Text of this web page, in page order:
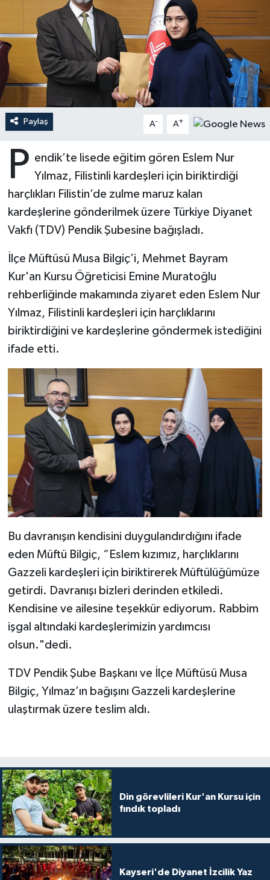
Paylaş A- A+
P endik’te lisede eğitim gören Eslem Nur
Yılmaz, Filistinli kardeşleri için biriktirdiği
harçlıkları Filistin’de zulme maruz kalan
kardeşlerine gönderilmek üzere Türkiye Diyanet
Vakfı (TDV) Pendik Şubesine bağışladı.
İlçe Müftüsü Musa Bilgiç’i, Mehmet Bayram
Kur'an Kursu Öğreticisi Emine Muratoğlu
rehberliğinde makamında ziyaret eden Eslem Nur
Yılmaz, Filistinli kardeşleri için harçlıklarını
biriktirdiğini ve kardeşlerine göndermek istediğini
ifade etti.
Bu davranışın kendisini duygulandırdığını ifade
eden Müftü Bilgiç, “Eslem kızımız, harçlıklarını
Gazzeli kardeşleri için biriktirerek Müftülüğümüze
getirdi. Davranışı bizleri derinden etkiledi.
Kendisine ve ailesine teşekkür ediyorum. Rabbim
işgal altındaki kardeşlerimizin yardımcısı
olsun."dedi.
TDV Pendik Şube Başkanı ve İlçe Müftüsü Musa
Bilgiç, Yılmaz’ın bağışını Gazzeli kardeşlerine
ulaştırmak üzere teslim aldı.
Din görevlileri Kur'an Kursu için
fındık topladı
Kayseri'de Diyanet İzcilik Yaz
Ardahan Müftülüğü
Artvin Müftülüğü
Aydın Müftülüğü
Balıkesir Müftülüğü
Batman Müftülüğü
Bayburt Müftülüğü
Bilecik Müftülüğü
Bingöl Müftülüğü
Bitlis Müftülüğü
Bolu Müftülüğü
Bursa Müftülüğü
Çanakkale Müftülüğü
Çankırı Müftülüğü
Çorum Müftülüğü
Denizli Müftülüğü
Diyarbakır Müftülüğü
Düzce Müftülüğü
Edirne Müftülüğü
Erzincan Müftülüğü
Erzurum Müftülüğü
Giresun Müftülüğü
Gümüşhane Müftülüğü
Hakkari Müftülüğü
Kudüs
Kurban
Mukabele
Peygamberimizin Hayatı
Sahabeler
Zekat
Hutbeler
DİYANET AKADEMİ
DİYANET GENÇLİK
DİYANET RADYO/TV
Dünya
Eğitim
Kültür-Sanat
Sağlık
Makaleler
Duyurular
Podcast
Bilim, Teknoloji
Biyografiler
Diyanet TV
İhtida Haberleri
YAŞAM